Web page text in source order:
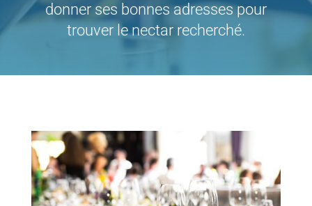
donner ses bonnes adresses pour
trouver le nectar recherché.